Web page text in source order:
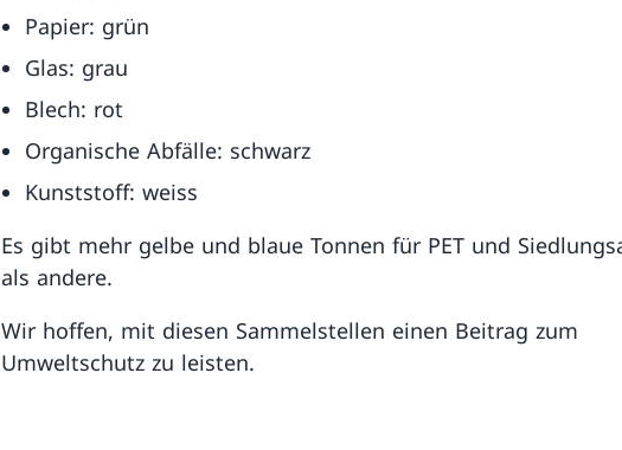
Papier: grün
Glas: grau
Blech: rot
Organische Abfälle: schwarz
Kunststoff: weiss
Es gibt mehr gelbe und blaue Tonnen für PET und
als andere.
Wir hoffen, mit diesen Sammelstellen einen Beitrag zum
Umweltschutz zu leisten.